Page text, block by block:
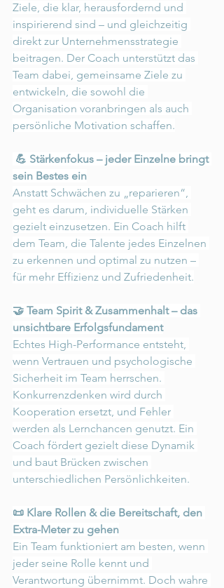
Ziele, die klar, herausfordernd und
inspirierend sind – und gleichzeitig
direkt zur Unternehmensstrategie
beitragen. Der Coach unterstützt das
Team dabei, gemeinsame Ziele zu
entwickeln, die sowohl die
Organisation voranbringen als auch
persönliche Motivation schaffen.
💪 Stärkenfokus – jeder Einzelne bringt
sein Bestes ein
Anstatt Schwächen zu „reparieren“,
geht es darum, individuelle Stärken
gezielt einzusetzen. Ein Coach hilft
dem Team, die Talente jedes Einzelnen
zu erkennen und optimal zu nutzen –
für mehr Effizienz und Zufriedenheit.
🤝 Team Spirit & Zusammenhalt – das
unsichtbare Erfolgsfundament
Echtes High-Performance entsteht,
wenn Vertrauen und psychologische
Sicherheit im Team herrschen.
Konkurrenzdenken wird durch
Kooperation ersetzt, und Fehler
werden als Lernchancen genutzt. Ein
Coach fördert gezielt diese Dynamik
und baut Brücken zwischen
unterschiedlichen Persönlichkeiten.
📜 Klare Rollen & die Bereitschaft, den
Extra-Meter zu gehen
Ein Team funktioniert am besten, wenn
jeder seine Rolle kennt und
Verantwortung übernimmt. Doch wahre